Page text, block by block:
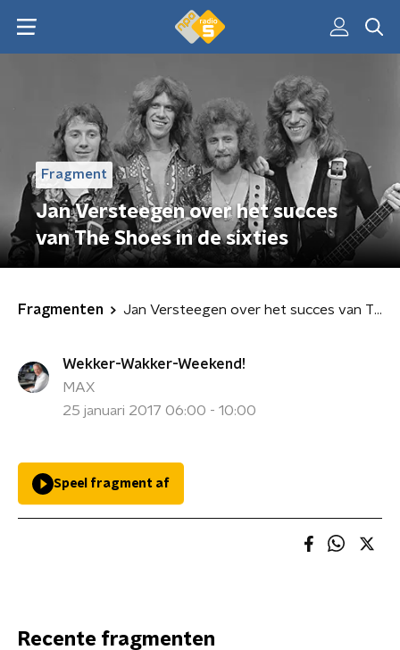
Fragment
Jan Versteegen over het succes
van The Shoes in de sixties
Fragmenten Jan Versteegen over het succes van The Shoes in de sixties
Wekker-Wakker-Weekend!
MAX
25 januari 2017 06:00 - 10:00
Speel fragment af
Recente fragmenten